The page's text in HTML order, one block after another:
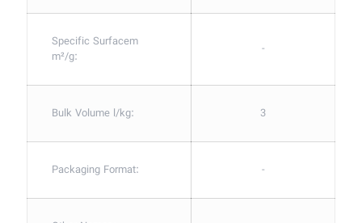
-
Specific Surfacem
m²/g:
3
Bulk Volume l/kg:
-
Packaging Format: